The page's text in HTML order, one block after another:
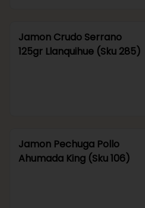
Jamon Crudo Serrano
125gr Llanquihue (Sku 285)
Jamon Pechuga Pollo
Ahumada King (Sku 106)